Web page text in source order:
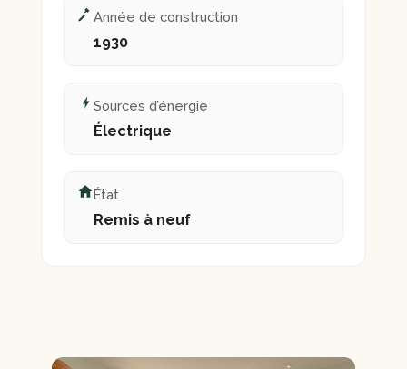
Année de construction
1930
Sources d’énergie
Électrique
État
Remis à neuf